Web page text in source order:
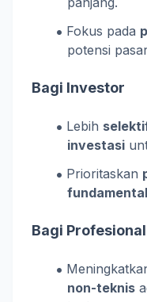
Fokus pada
potensi
Bagi Investor
Lebih
investasi
Prioritaskan
Bagi Profesional
non-teknis